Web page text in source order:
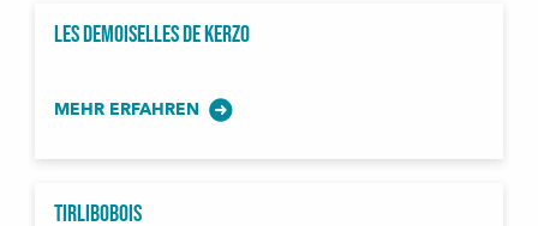
Les Demoiselles de Kerzo
MEHR ERFAHREN
Tirlibobois